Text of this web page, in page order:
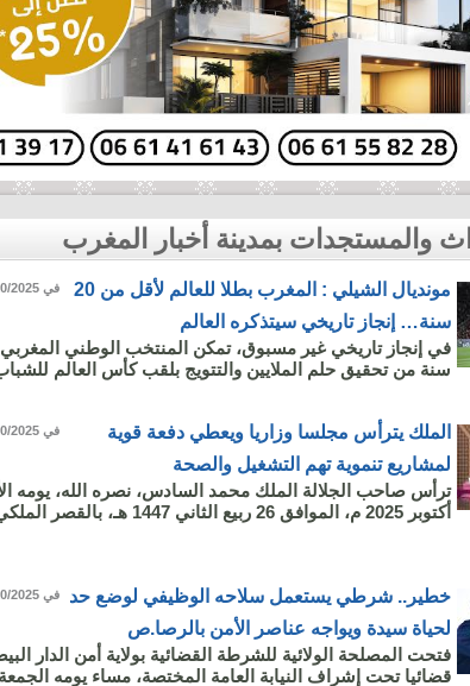
مونديال الشيلي : المغرب بطلا للعالم لأقل من 20
سنة… إنجاز تاريخي سيتذكره العالم
سنة من تحقيق حلم الملايين والتتويج بلقب كأس العالم
في 20/10/2025 على 02h50
الملك يترأس مجلسا وزاريا ويعطي دفعة قوية
لمشاريع تنموية تهم التشغيل والصحة
أكتوبر 2025 م، الموافق 26 ربيع الثاني 1447
في 19/10/2025 على 20h54
خطير.. شرطي يستعمل سلاحه الوظيفي لوضع حد
لحياة سيدة ويواجه عناصر الأمن بالرصا.ص
فتحت المصلحة الولائية للشرطة القضائية بولاية أمن الدار
قضائيا تحت إشراف النيابة العامة المختصة، مساء يومه
في 18/10/2025 على 00h13